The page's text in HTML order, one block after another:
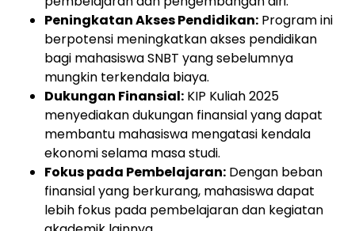
Peningkatan Akses Pendidikan: Program ini
berpotensi meningkatkan akses pendidikan
bagi mahasiswa SNBT yang sebelumnya
mungkin terkendala biaya.
Dukungan Finansial: KIP Kuliah 2025
menyediakan dukungan finansial yang dapat
membantu mahasiswa mengatasi kendala
ekonomi selama masa studi.
Fokus pada Pembelajaran: Dengan beban
finansial yang berkurang, mahasiswa dapat
lebih fokus pada pembelajaran dan kegiatan